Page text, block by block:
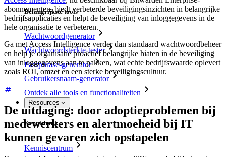
Belangrijkste tools
Wachtwoordgenerator
Wachtwoordsterkte-tester
Passphrase-generator
Gebruikersnaam-generator
Ontdek alle tools en functionaliteiten
Resources
Kennisbank
Kenniscentrum
abonnementen, biedt verbeterde beveiligingsinzichten in belangrijke
bedrijfsapplicaties en helpt de beveiliging van inloggegevens in de
hele organisatie te verbeteren.
Ga met Access Intelligence verder dan standaard wachtwoordbeheer
en help je organisatie proactief belangrijke hiaten in de beveiliging
van inloggegevens aan te pakken, wat echte bedrijfswaarde oplevert
zoals ROI, omzet en een sterke beveiligingscultuur.
De uitdaging: door adoptieproblemen bij
medewerkers en alertmoeheid bij IT
kunnen gevaren zich opstapelen